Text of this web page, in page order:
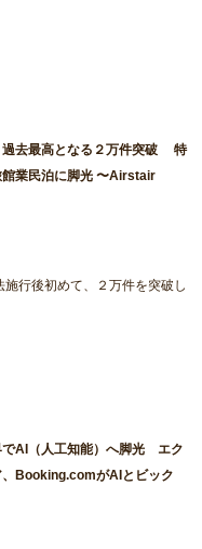
過去最高となる２万件突破 特
館業民泊に脚光 〜Airstair
行後初めて、２万件を突破し
でAI（人工知能）へ脚光 エク
、Booking.comがAIとビック